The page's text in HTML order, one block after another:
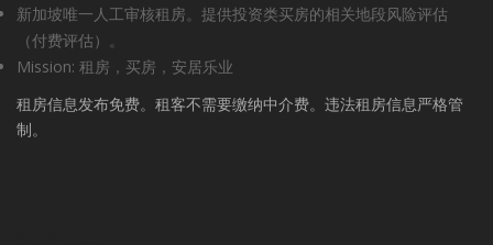
新加坡唯一人工审核租房。提供投资类买房的相关地段风险评估
（付费评估）。
Mission: 租房，买房，安居乐业
租房信息发布免费。租客不需要缴纳中介费。违法租房信息严格管
制。